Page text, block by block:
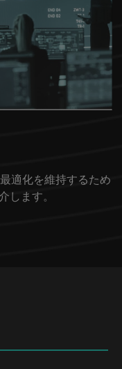
適化を維持するため
します。